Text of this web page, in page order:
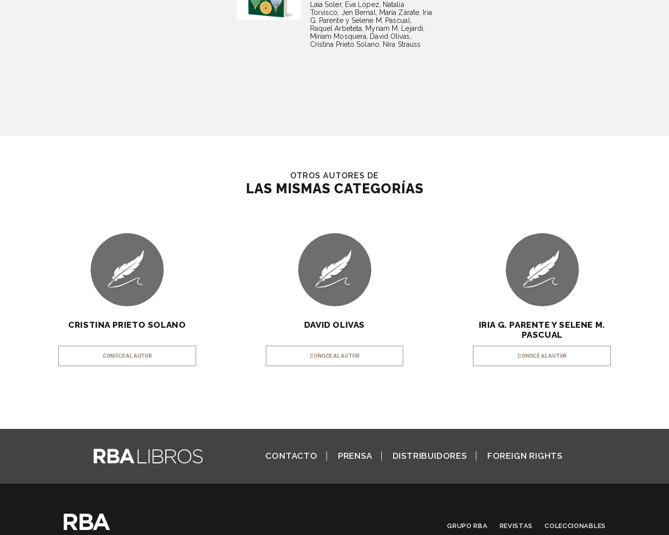
Laia Soler, Eva López,
Natalia
Torvisco,
Jen Bernal, María Zárate,
Iria
G. Parente y Selene M. Pascual,
Raquel Arbeteta,
Myriam M. Lejardi,
Miriam Mosquera,
David Olivas,
Cristina Prieto Solano,
Nira Strauss
OTROS AUTORES DE
LAS MISMAS CATEGORÍAS
CRISTINA PRIETO SOLANO
CONOCE AL AUTOR
DAVID OLIVAS
CONOCE AL AUTOR
IRIA G. PARENTE Y SELENE M.
PASCUAL
CONOCE AL AUTOR
CONTACTO PRENSA DISTRIBUIDORES FOREIGN RIGHTS
GRUPO RBA REVISTAS COLECCIONABLES